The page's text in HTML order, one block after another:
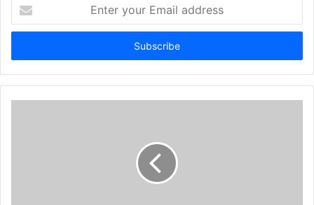
your
Email